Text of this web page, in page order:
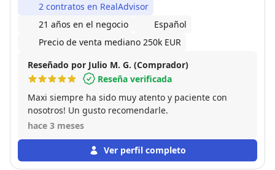
2 contratos en RealAdvisor
21 años en el negocio
Español
Precio de venta mediano 250k EUR
Reseñado por Julio M. G. (Comprador)
Reseña verificada
Maxi siempre ha sido muy atento y paciente con
nosotros! Un gusto recomendarle.
hace 3 meses
Ver perfil completo